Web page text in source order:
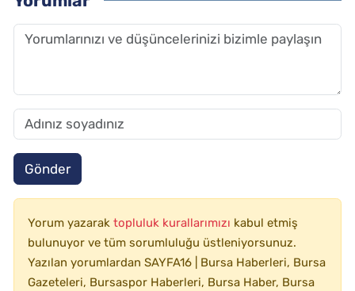
Gönder
Yorum yazarak topluluk kurallarımızı kabul etmiş
bulunuyor ve tüm sorumluluğu üstleniyorsunuz.
Yazılan yorumlardan SAYFA16 | Bursa Haberleri, Bursa
Gazeteleri, Bursaspor Haberleri, Bursa Haber, Bursa